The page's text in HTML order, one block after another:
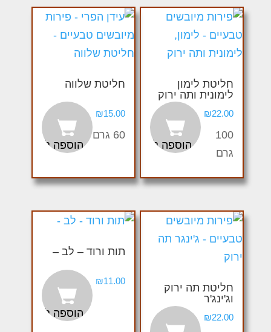
חליטת לימון
לימונית ותה ירוק
₪22.00
הוספה לסל
100
גרם
חליטת שלווה
₪15.00
הוספה לסל
60 גרם
חליטת תה ירוק
וג'ינג'ר
₪22.00
תות ורוד – לב –
₪11.00
הוספה לסל